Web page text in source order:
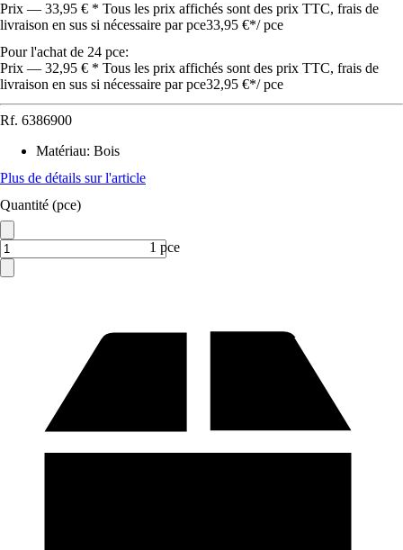
Prix — 33,95 € * Tous les prix affichés sont des prix TTC, frais de
livraison en sus si nécessaire par pce33,95 €*/ pce
Pour l'achat de 24 pce:
Prix — 32,95 € * Tous les prix affichés sont des prix TTC, frais de
livraison en sus si nécessaire par pce32,95 €*/ pce
Rf. 6386900
Matériau: Bois
Plus de détails sur l'article
Quantité (pce)
1 pce